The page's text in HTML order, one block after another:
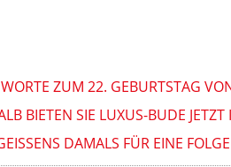
ZUM 22. GEBURTSTAG
BIETEN SIE LUXUS-BUDE
DAMALS FÜR EINE